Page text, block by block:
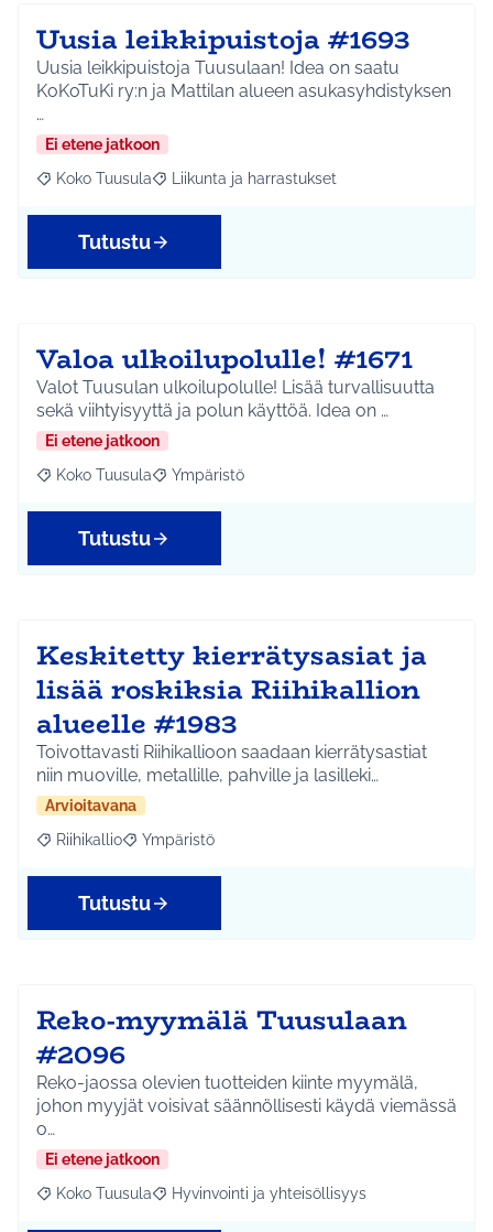
Uusia leikkipuistoja #1693
Uusia leikkipuistoja Tuusulaan! Idea on saatu
KoKoTuKi ry:n ja Mattilan alueen asukasyhdistyksen
…
Ei etene jatkoon
Rajaa tulokset aihepiirin mukaan: Koko Tuusula
Koko Tuusula Rajaa tulokset teeman mukaan: Liikunta ja
Liikunta ja harrastukset
Tutustu
Valoa ulkoilupolulle! #1671
Valot Tuusulan ulkoilupolulle! Lisää turvallisuutta
sekä viihtyisyyttä ja polun käyttöä. Idea on …
Ei etene jatkoon
Rajaa tulokset aihepiirin mukaan: Koko Tuusula
Koko Tuusula Rajaa tulokset teeman mukaan: Ympäristö
Ympäristö
Tutustu
Keskitetty kierrätysasiat ja
lisää roskiksia Riihikallion
alueelle #1983
Toivottavasti Riihikallioon saadaan kierrätysastiat
niin muoville, metallille, pahville ja lasilleki…
Arvioitavana
Rajaa tulokset aihepiirin mukaan: Riihikallio
Riihikallio Rajaa tulokset teeman mukaan: Ympäristö
Ympäristö
Tutustu
Reko-myymälä Tuusulaan
#2096
Reko-jaossa olevien tuotteiden kiinte myymälä,
johon myyjät voisivat säännöllisesti käydä viemässä
o…
Ei etene jatkoon
Rajaa tulokset aihepiirin mukaan: Koko Tuusula
Koko Tuusula Rajaa tulokset teeman mukaan: Hyvinvointi ja
Hyvinvointi ja yhteisöllisyys